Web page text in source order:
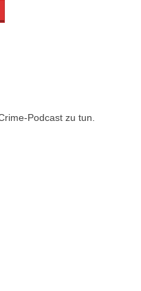
Podcast zu tun.